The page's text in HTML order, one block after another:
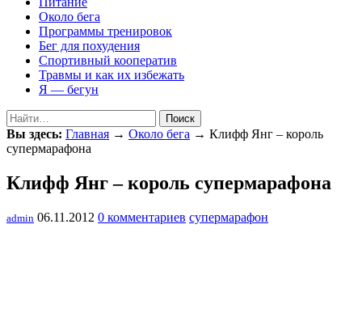
Около бега
Программы тренировок
Бег для похудения
Спортивный кооператив
Травмы и как их избежать
Я — бегун
Поиск
Вы здесь: Главная → Около бега → Клифф Янг – король
супермарафона
Клифф Янг – король супермарафона
admin 06.11.2012 0 комментариев супермарафон